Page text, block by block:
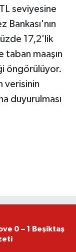
seviyesine
Bankası'nın
17,2'lik
taban maaşın
öngörülüyor.
verisinin
duyurulması
0 – 1 Beşiktaş